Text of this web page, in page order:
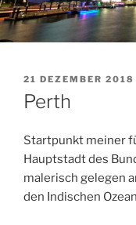
VERÖFFENTLICHT
AM
21 DEZEMBER 2018
Perth
Startpunkt meiner
Hauptstadt des
malerisch gelegen
den Indischen